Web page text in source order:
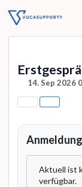
14. Sep 2026
Anmeldung
Aktuell ist
verfügbar.